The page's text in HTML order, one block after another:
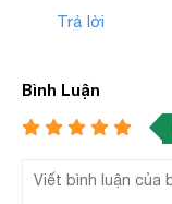
Trả lời
Bình Luận